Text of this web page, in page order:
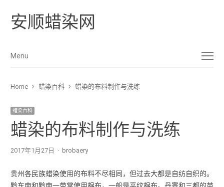
安顺蜡染网
Menu
Menu
Home 蜡染百科 蜡染的布料制作与洗练
蜡染百科
蜡染的布料制作与洗练
2017年1月27日 Author
brobaery
贵州各民族蜡染使用的布料不尽相同，但过去大都是自纺自织的。